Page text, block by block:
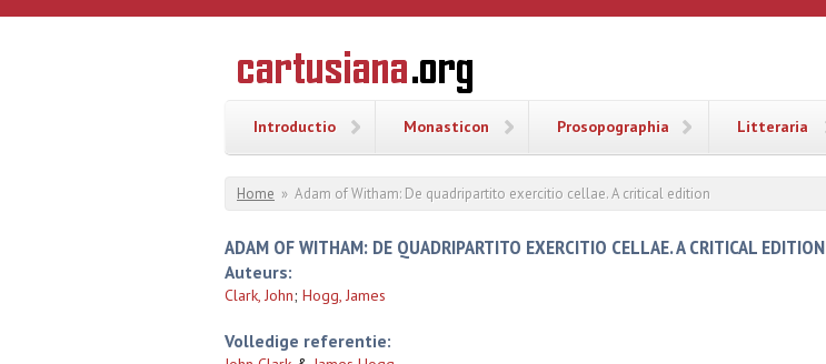
Overslaan en naar de inhoud gaan
CARTUSIANA
Geschiedenis
van de
Introductio Monasticon Prosopographia Litteraria
U bent hier
Home » Adam of Witham: De quadripartito exercitio cellae. A critical edition
ADAM OF WITHAM: DE QUADRIPARTITO EXERCITIO CELLAE. A CRITICAL EDITION
Auteurs:
Clark, John; Hogg, James
Volledige referentie: